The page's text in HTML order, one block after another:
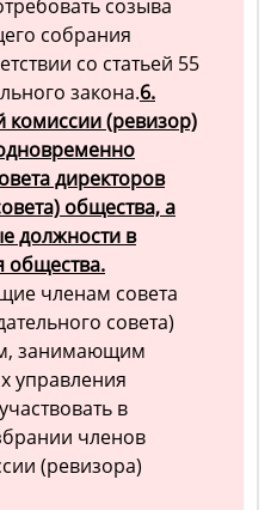
созыва
собрания
со статьей 55
закона.6.
(ревизор)
директоров
общества, а
должности в
общества.
членам совета
совета)
занимающим
управления
в
членов
(ревизора)